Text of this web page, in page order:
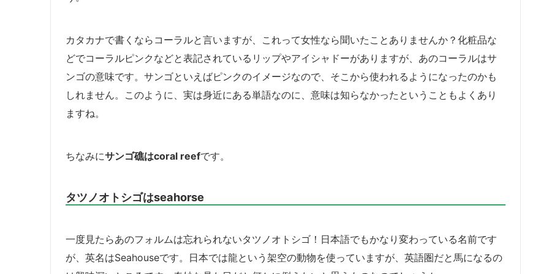
カタカナで書くならコーラルと言いますが、これって女性なら聞いたことありませんか？化粧品な
どでコーラルピンクなどと表記されているリップやアイシャドーがありますが、あのコーラルはサ
ンゴの意味です。サンゴといえばピンクのイメージなので、そこから使われるようになったのかも
しれません。このように、実は身近にある単語なのに、意味は知らなかったということもよくあり
ますね。
ちなみにサンゴ礁はcoral reefです。
タツノオトシゴはseahorse
一度見たらあのフォルムは忘れられないタツノオトシゴ！日本語でもかなり変わっている名前です
が、英名はSeahouseです。日本では龍という架空の動物を使っていますが、英語圏だと馬になるの